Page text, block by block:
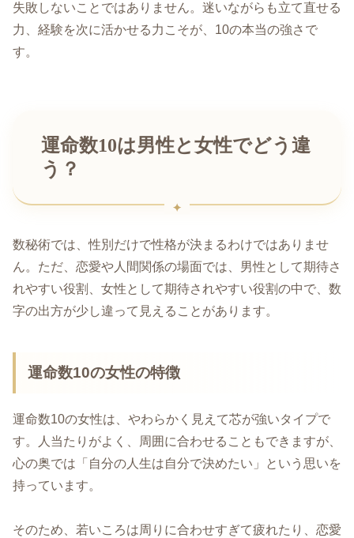
失敗しないことではありません。迷いながらも立て直せる
力、経験を次に活かせる力こそが、10の本当の強さで
す。
運命数10は男性と女性でどう違
う？
数秘術では、性別だけで性格が決まるわけではありませ
ん。ただ、恋愛や人間関係の場面では、男性として期待さ
れやすい役割、女性として期待されやすい役割の中で、数
字の出方が少し違って見えることがあります。
運命数10の女性の特徴
運命数10の女性は、やわらかく見えて芯が強いタイプで
す。人当たりがよく、周囲に合わせることもできますが、
心の奥では「自分の人生は自分で決めたい」という思いを
持っています。
そのため、若いころは周りに合わせすぎて疲れたり、恋愛